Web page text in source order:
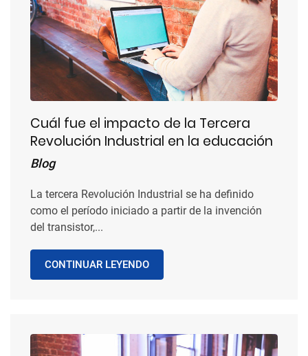
Cuál fue el impacto de la Tercera
Revolución Industrial en la educación
Blog
La tercera Revolución Industrial se ha definido
como el período iniciado a partir de la invención
del transistor,...
CONTINUAR LEYENDO